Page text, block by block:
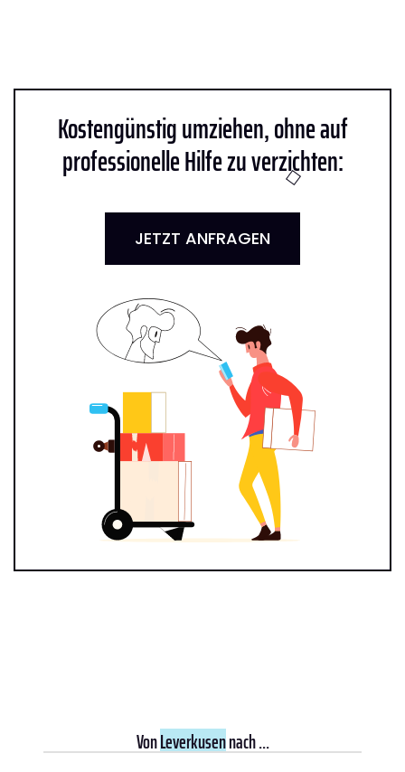
Kostengünstig umziehen, ohne auf
professionelle Hilfe zu verzichten:
JETZT ANFRAGEN
VonLeverkusennach ...